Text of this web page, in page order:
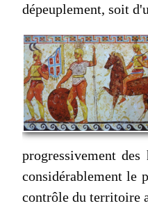
dépeuplement, soit
progressivement
considérablement le
contrôle du territoire